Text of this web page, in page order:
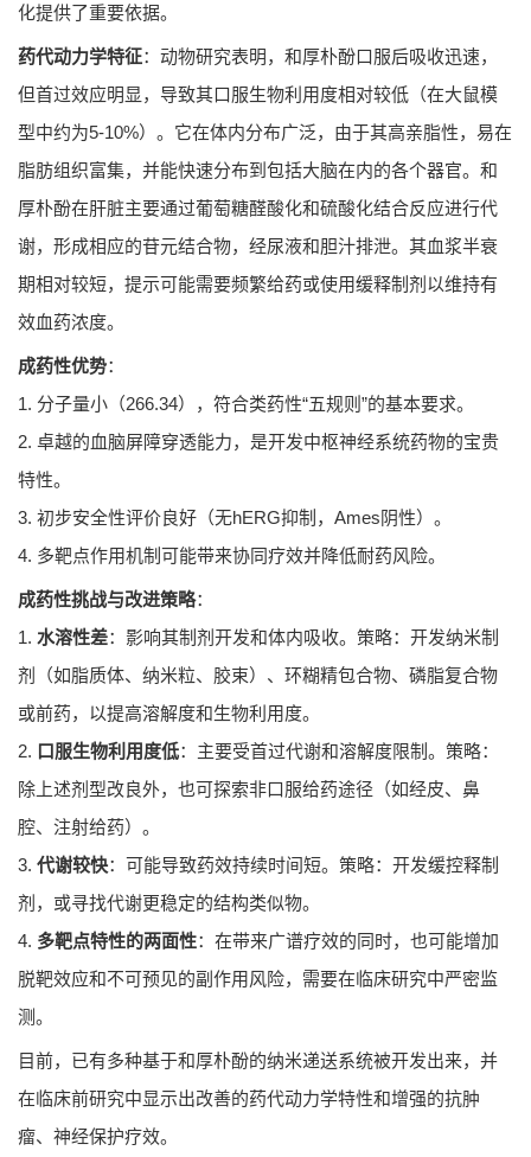
化提供了重要依据。
药代动力学特征：动物研究表明，和厚朴酚口服后吸收迅速，
但首过效应明显，导致其口服生物利用度相对较低（在大鼠模
型中约为5-10%）。它在体内分布广泛，由于其高亲脂性，易在
脂肪组织富集，并能快速分布到包括大脑在内的各个器官。和
厚朴酚在肝脏主要通过葡萄糖醛酸化和硫酸化结合反应进行代
谢，形成相应的苷元结合物，经尿液和胆汁排泄。其血浆半衰
期相对较短，提示可能需要频繁给药或使用缓释制剂以维持有
效血药浓度。
成药性优势：
1. 分子量小（266.34），符合类药性“五规则”的基本要求。
2. 卓越的血脑屏障穿透能力，是开发中枢神经系统药物的宝贵
特性。
3. 初步安全性评价良好（无hERG抑制，Ames阴性）。
4. 多靶点作用机制可能带来协同疗效并降低耐药风险。
成药性挑战与改进策略：
1. 水溶性差：影响其制剂开发和体内吸收。策略：开发纳米制
剂（如脂质体、纳米粒、胶束）、环糊精包合物、磷脂复合物
或前药，以提高溶解度和生物利用度。
2. 口服生物利用度低：主要受首过代谢和溶解度限制。策略：
除上述剂型改良外，也可探索非口服给药途径（如经皮、鼻
腔、注射给药）。
3. 代谢较快：可能导致药效持续时间短。策略：开发缓控释制
剂，或寻找代谢更稳定的结构类似物。
4. 多靶点特性的两面性：在带来广谱疗效的同时，也可能增加
脱靶效应和不可预见的副作用风险，需要在临床研究中严密监
测。
目前，已有多种基于和厚朴酚的纳米递送系统被开发出来，并
在临床前研究中显示出改善的药代动力学特性和增强的抗肿
瘤、神经保护疗效。